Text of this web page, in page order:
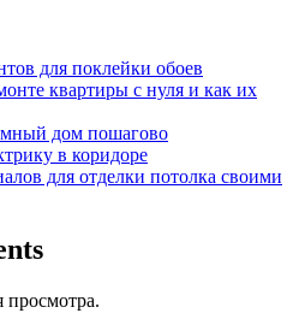
для поклейки обоев
квартиры с нуля и как их
дом пошагово
в коридоре
для отделки потолка своими
просмотра.